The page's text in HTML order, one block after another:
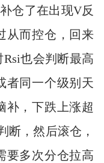
仓了在出现V反
从而控仓，回来
也会判断最高
者同一个级别天
补，下跌上涨超
断，然后滚仓，
要多次分仓拉高